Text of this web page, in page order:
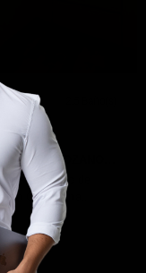
ALTOZANO…
apartamento de
en Cartagena…